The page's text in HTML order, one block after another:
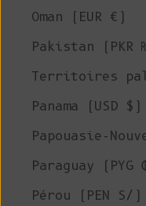
Oman (EUR €)
Pakistan (PKR
Territoires
Panama (USD $)
Papouasie-
Paraguay (PYG
Pérou (PEN S/)